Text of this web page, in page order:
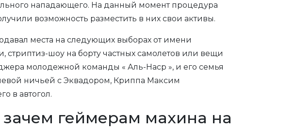
нападающего. На данный момент процедура
возможность разместить в них свои активы.
места на следующих выборах от имени
стриптиз-шоу на борту частных самолетов или вещи
молодежной команды « Аль-Наср », и его семья
ничьей с Эквадором, Криппа Максим
в автогол.
геймерам махина на